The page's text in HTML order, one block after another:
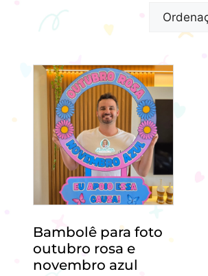
Bambolê para foto
outubro rosa e
novembro azul